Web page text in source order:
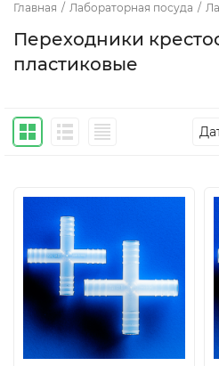
Главная / Лабораторная посуда /
Переходники
пластиковые